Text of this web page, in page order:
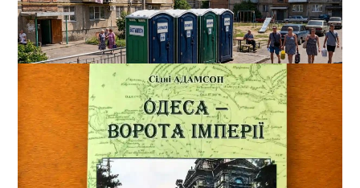
Одесса может остаться без воды и канализации:
эксперт предупредил о худшем сценарии
07-08-2026 в 17:19